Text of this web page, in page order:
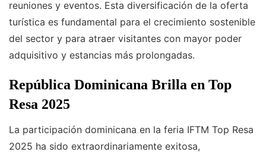
reuniones y eventos. Esta diversificación de la oferta
turística es fundamental para el crecimiento sostenible
del sector y para atraer visitantes con mayor poder
adquisitivo y estancias más prolongadas.
República Dominicana Brilla en Top
Resa 2025
La participación dominicana en la feria IFTM Top Resa
2025 ha sido extraordinariamente exitosa,